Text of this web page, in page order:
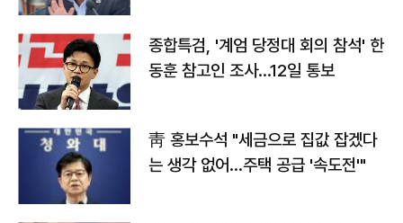
종합특검, '계엄 당정대 회의 참석' 한
동훈 참고인 조사...12일 통보
靑 홍보수석 "세금으로 집값 잡겠다
는 생각 없어…주택 공급 '속도전'"